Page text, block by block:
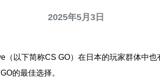
2025年5月3日
以下简称CS GO）在日本的玩家群体中
的最佳选择。